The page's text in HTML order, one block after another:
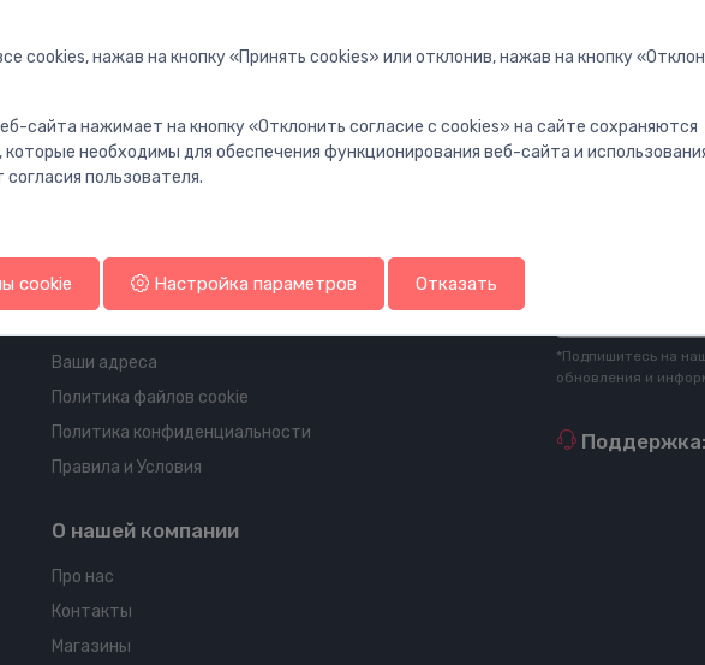
Ваш аккаунт
Ваши адреса
Политика файлов cookie
Политика конфиденциальности
Правила и Условия
О нашей компании
Про нас
Контакты
Магазины
*Подпишитесь на
обновления и
Поддержка:
cookies, нажав на кнопку «Принять cookies» или отклонив, нажав на кнопку
сайта нажимает на кнопку «Отклонить согласие с cookies» на сайте сохраняются
которые необходимы для обеспечения функционирования веб-сайта и
пользователя.
cookie Настройка параметров Отказать